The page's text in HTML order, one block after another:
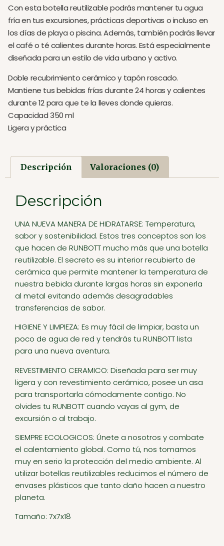
Con esta botella reutilizable podrás mantener tu agua
fría en tus excursiones, prácticas deportivas o incluso en
los días de playa o piscina. Además, también podrás llevar
el café o té calientes durante horas. Está especialmente
diseñada para un estilo de vida urbano y activo.
Doble recubrimiento cerámico y tapón roscado.
Mantiene tus bebidas frías durante 24 horas y calientes
durante 12 para que te la lleves donde quieras.
Capacidad 350 ml
Ligera y práctica
Descripción Valoraciones (0)
Descripción
UNA NUEVA MANERA DE HIDRATARSE: Temperatura,
sabor y sostenibilidad. Estos tres conceptos son los
que hacen de RUNBOTT mucho más que una botella
reutilizable. El secreto es su interior recubierto de
cerámica que permite mantener la temperatura de
nuestra bebida durante largas horas sin exponerla
al metal evitando además desagradables
transferencias de sabor.
HIGIENE Y LIMPIEZA: Es muy fácil de limpiar, basta un
poco de agua de red y tendrás tu RUNBOTT lista
para una nueva aventura.
REVESTIMIENTO CERAMICO: Diseñada para ser muy
ligera y con revestimiento cerámico, posee un asa
para transportarla cómodamente contigo. No
olvides tu RUNBOTT cuando vayas al gym, de
excursión o al trabajo.
SIEMPRE ECOLOGICOS: Únete a nosotros y combate
el calentamiento global. Como tú, nos tomamos
muy en serio la protección del medio ambiente. Al
utilizar botellas reutilizables reducimos el número de
envases plásticos que tanto daño hacen a nuestro
planeta.
Tamaño: 7x7x18